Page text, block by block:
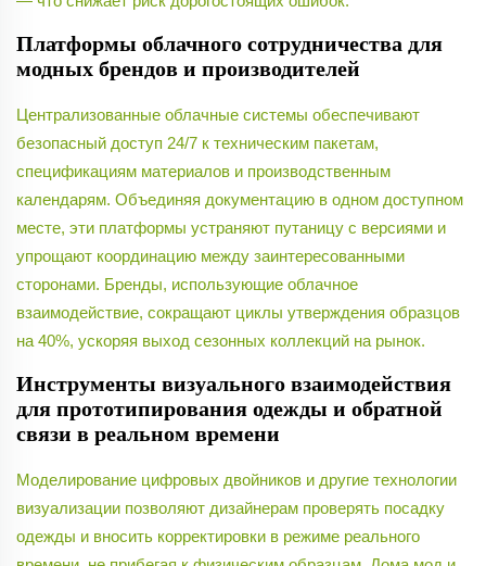
Платформы облачного сотрудничества для
модных брендов и производителей
Централизованные облачные системы обеспечивают
безопасный доступ 24/7 к техническим пакетам,
спецификациям материалов и производственным
календарям. Объединяя документацию в одном доступном
месте, эти платформы устраняют путаницу с версиями и
упрощают координацию между заинтересованными
сторонами. Бренды, использующие облачное
взаимодействие, сокращают циклы утверждения образцов
на 40%, ускоряя выход сезонных коллекций на рынок.
Инструменты визуального взаимодействия
для прототипирования одежды и обратной
связи в реальном времени
Моделирование цифровых двойников и другие технологии
визуализации позволяют дизайнерам проверять посадку
одежды и вносить корректировки в режиме реального